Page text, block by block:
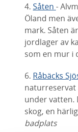
4. Såten -
Öland men
mark. Såten
jordlager av
som en mur i
6. Råbäcks
naturreservat
under vatten.
skog, en
badplats